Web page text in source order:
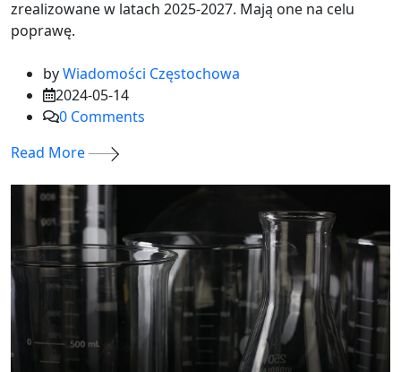
zrealizowane w latach 2025-2027. Mają one na celu
poprawę.
byWiadomości Częstochowa
2024-05-14
0 Comments
Read More